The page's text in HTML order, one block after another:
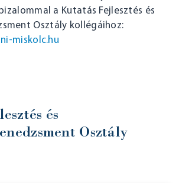
a Kutatás Fejlesztés és
Osztály kollégáihoz:
miskolc.hu
és
Osztály